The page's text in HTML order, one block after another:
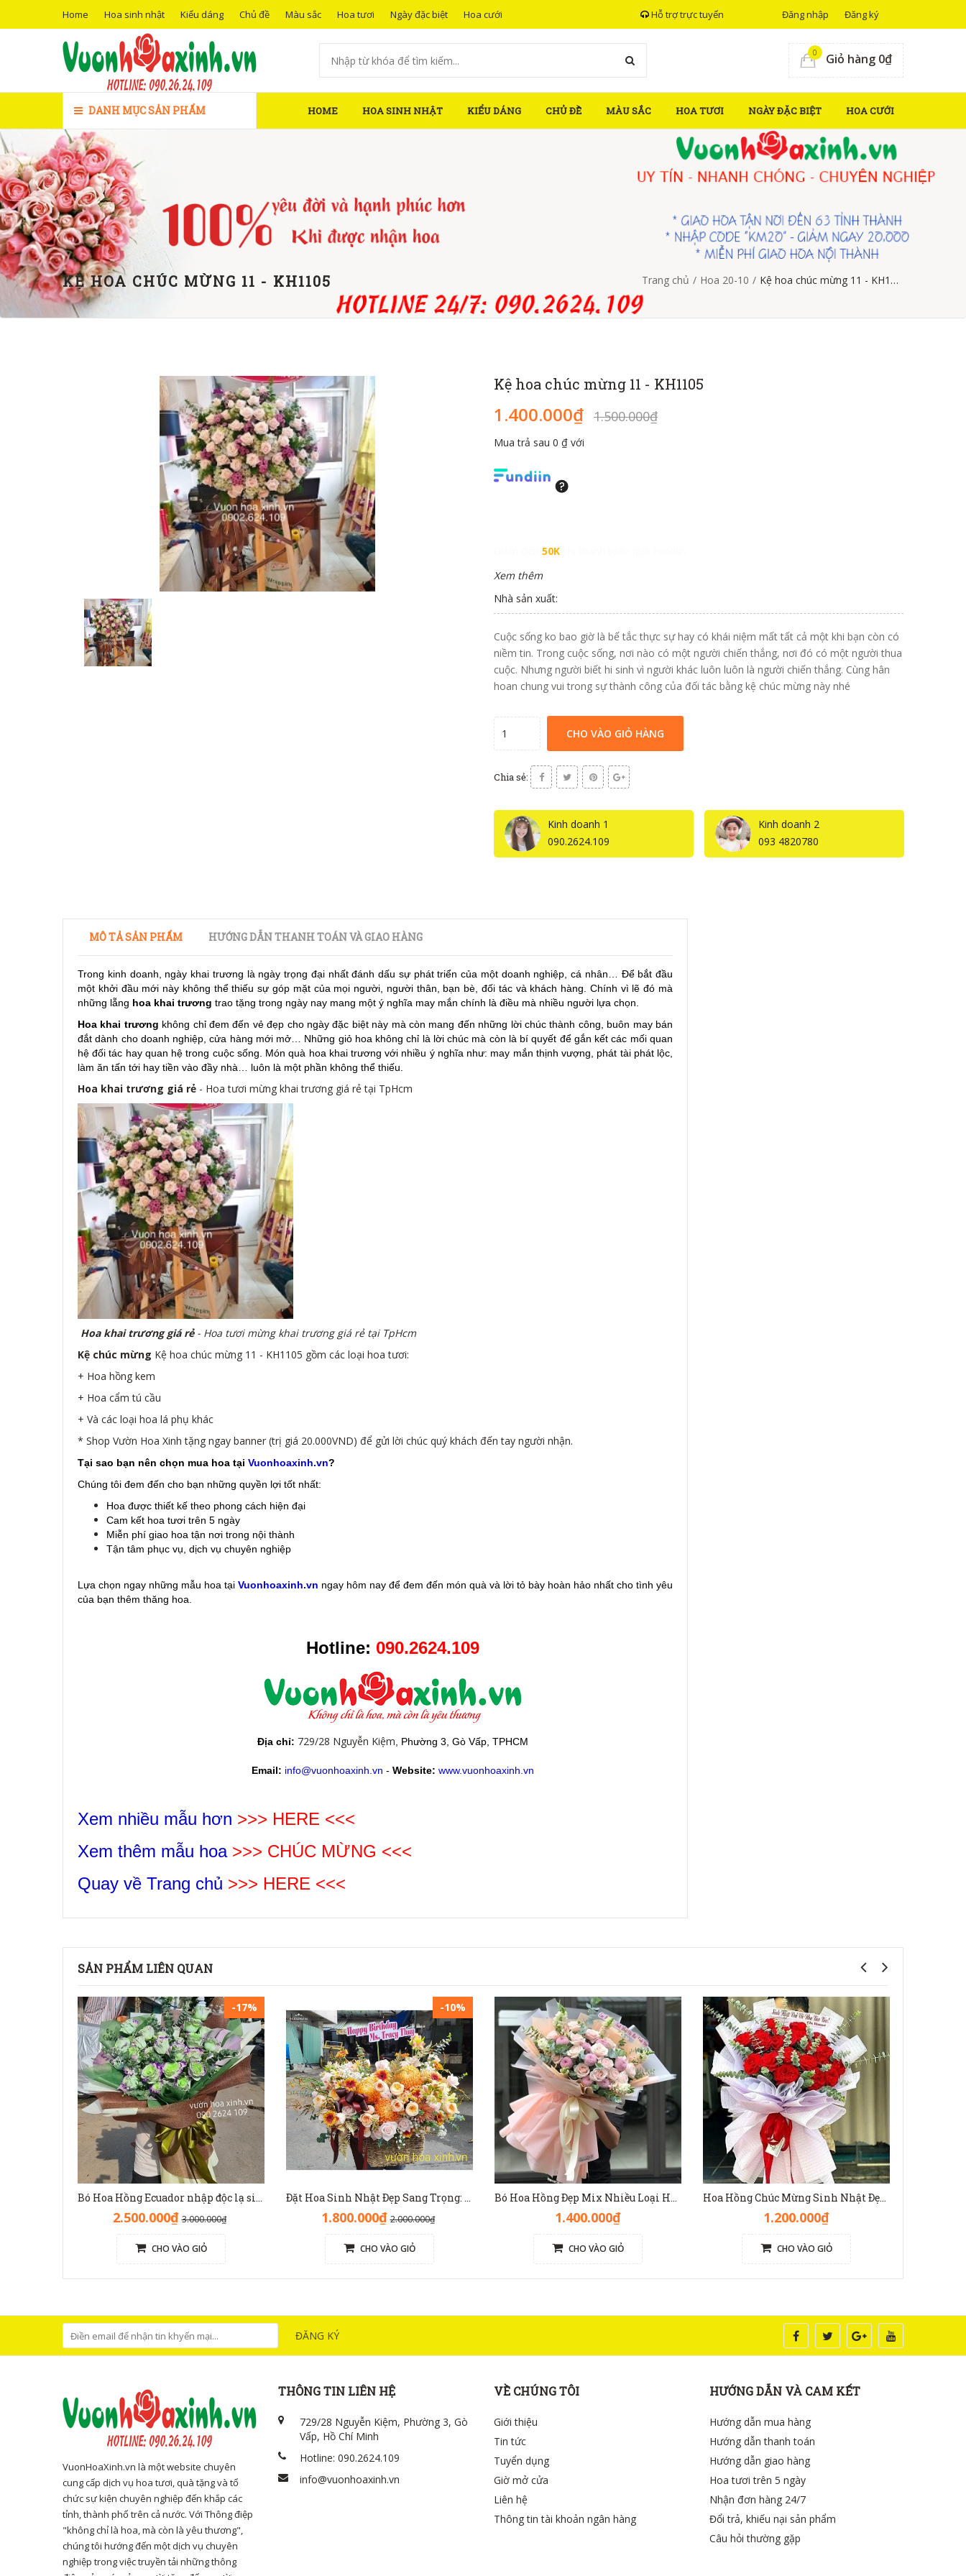
Home Hoa sinh nhật Kiểu dáng Chủ đề Màu sắc Hoa tươi Ngày đặc biệt Hoa cưới Hỗ trợ trực tuyến Đăng nhập Đăng ký
0 Giỏ hàng 0₫
DANH MỤC SẢN PHẨM HOME HOA SINH NHẬT KIỂU DÁNG CHỦ ĐỀ MÀU SẮC HOA TƯƠI NGÀY ĐẶC BIỆT HOA CƯỚI
KỆ HOA CHÚC MỪNG 11 - KH1105 Trang chủ / Hoa 20-10 / Kệ hoa chúc mừng 11 - KH1105
Kệ hoa chúc mừng 11 - KH1105
1.400.000₫ 1.500.000₫
Mua trả sau 0 ₫ với
50K
Xem thêm
Nhà sản xuất:
Cuộc sống ko bao giờ là bế tắc thực sự hay có khái niệm mất tất cả một khi bạn còn có
niềm tin. Trong cuộc sống, nơi nào có một người chiến thắng, nơi đó có một người thua
cuộc. Nhưng người biết hi sinh vì người khác luôn luôn là người chiến thắng. Cùng hân
hoan chung vui trong sự thành công của đối tác bằng kệ chúc mừng này nhé
CHO VÀO GIỎ HÀNG
Chia sẻ:
Kinh doanh 1
090.2624.109
Kinh doanh 2
093 4820780
MÔ TẢ SẢN PHẨM HƯỚNG DẪN THANH TOÁN VÀ GIAO HÀNG
Trong kinh doanh, ngày khai trương là ngày trọng đại nhất đánh dấu sự phát triển của một doanh nghiệp, cá nhân… Để bắt đầu
một khởi đầu mới này không thể thiếu sự góp mặt của mọi người, người thân, bạn bè, đối tác và khách hàng. Chính vì lẽ đó mà
những lẵng hoa khai trương trao tặng trong ngày nay mang một ý nghĩa may mắn chính là điều mà nhiều người lựa chọn.
Hoa khai trương không chỉ đem đến vẻ đẹp cho ngày đặc biệt này mà còn mang đến những lời chúc thành công, buôn may bán
đắt dành cho doanh nghiệp, cửa hàng mới mở… Những giỏ hoa không chỉ là lời chúc mà còn là bí quyết để gắn kết các mối quan
hệ đối tác hay quan hệ trong cuộc sống. Món quà hoa khai trương với nhiều ý nghĩa như: may mắn thịnh vượng, phát tài phát lộc,
làm ăn tấn tới hay tiền vào đầy nhà… luôn là một phần không thể thiếu.
Hoa khai trương giá rẻ - Hoa tươi mừng khai trương giá rẻ tại TpHcm
Hoa khai trương giá rẻ- Hoa tươi mừng khai trương giá rẻ tại TpHcm
Kệ chúc mừng Kệ hoa chúc mừng 11 - KH1105 gồm các loại hoa tươi:
+ Hoa hồng kem
+ Hoa cẩm tú cầu
+ Và các loại hoa lá phụ khác
* Shop Vườn Hoa Xinh tặng ngay banner (trị giá 20.000VND) để gửi lời chúc quý khách đến tay người nhận.
Tại sao bạn nên chọn mua hoa tại Vuonhoaxinh.vn?
Chúng tôi đem đến cho bạn những quyền lợi tốt nhất:
Hoa được thiết kế theo phong cách hiện đại
Cam kết hoa tươi trên 5 ngày
Miễn phí giao hoa tận nơi trong nội thành
Tận tâm phục vụ, dịch vụ chuyên nghiệp
Lựa chọn ngay những mẫu hoa tại Vuonhoaxinh.vn ngay hôm nay để đem đến món quà và lời tỏ bày hoàn hảo nhất cho tình yêu
của bạn thêm thăng hoa.
Hotline: 090.2624.109
Địa chỉ: 729/28 Nguyễn Kiệm , Phường 3, Gò Vấp, TPHCM
Email: info@vuonhoaxinh.vn - Website: www.vuonhoaxinh.vn
Xem nhiều mẫu hơn >>> HERE <<<
Xem thêm mẫu hoa >>> CHÚC MỪNG <<<
Quay về Trang chủ >>> HERE <<<
SẢN PHẨM LIÊN QUAN
-17%
Bó Hoa Hồng Ecuador nhập độc lạ sinh nhật - HB1141
2.500.000₫ 3.000.000₫
CHO VÀO GIỎ
-10%
Đặt Hoa Sinh Nhật Đẹp Sang Trọng: Lẵng Hoa Màu Nâu(Nude) - GH1093
1.800.000₫ 2.000.000₫
CHO VÀO GIỎ
Bó Hoa Hồng Đẹp Mix Nhiều Loại Hoa Màu Nhã Nhặn - HB1140
1.400.000₫
CHO VÀO GIỎ
Hoa Hồng Chúc Mừng Sinh Nhật Đẹp [Hoa Hồng Đỏ Ohara] - HB1139
1.200.000₫
CHO VÀO GIỎ
ĐĂNG KÝ
VuonHoaXinh.vn là một website chuyên
cung cấp dịch vụ hoa tươi, quà tặng và tổ
chức sự kiện chuyên nghiệp đến khắp các
tỉnh, thành phố trên cả nước. Với Thông điệp
"không chỉ là hoa, mà còn là yêu thương",
chúng tôi hướng đến một dịch vụ chuyên
nghiệp trong việc truyền tải những thông
THÔNG TIN LIÊN HỆ
729/28 Nguyễn Kiệm, Phường 3, Gò
Vấp, Hồ Chí Minh
Hotline: 090.2624.109
info@vuonhoaxinh.vn
VỀ CHÚNG TÔI
Giới thiệu
Tin tức
Tuyển dụng
Giờ mở cửa
Liên hệ
Thông tin tài khoản ngân hàng
HƯỚNG DẪN VÀ CAM KẾT
Hướng dẫn mua hàng
Hướng dẫn thanh toán
Hướng dẫn giao hàng
Hoa tươi trên 5 ngày
Nhận đơn hàng 24/7
Đổi trả, khiếu nại sản phẩm
Câu hỏi thường gặp